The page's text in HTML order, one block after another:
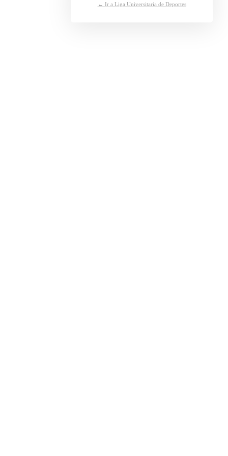
← Ir a Liga Universitaria de Deportes